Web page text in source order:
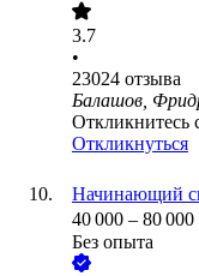
3.7
•
23024 отзыва
Балашов,
Откликнитесь
Откликнуться
Начинающий
40 000 – 80 000
Без опыта